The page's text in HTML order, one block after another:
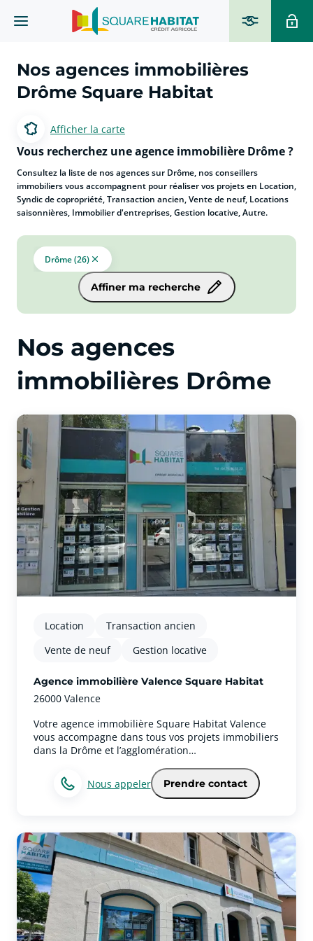
Nos agences immobilières
Drôme Square Habitat
Afficher la carte
Vous recherchez une agence immobilière Drôme ?
Consultez la liste de nos agences sur Drôme, nos conseillers
immobiliers vous accompagnent pour réaliser vos projets en Location,
Syndic de copropriété, Transaction ancien, Vente de neuf, Locations
saisonnières, Immobilier d'entreprises, Gestion locative, Autre.
Drôme (26)
Affiner ma recherche
Nos agences
immobilières Drôme
Location
Transaction ancien
Vente de neuf
Gestion locative
Agence immobilière Valence Square Habitat
26000 Valence
Votre agence immobilière Square Habitat Valence
vous accompagne dans tous vos projets immobiliers
dans la Drôme et l’agglomération
local, nos conseillers vous accompagnent pour
l’achat, la vente, la location, la gestion locative ainsi
que pour vos projets d’investissement immobilier à
comme Bourg-lès-Valence, Guilherand-Granges,
Portes-lès-Valence, Saint-Péray, Chabeuil ou encore
Romans-sur-Isère.Grâce à notre parfaite
connaissance du marché immobilier à Valence et
dans la Drôme, nous accompagnons chaque année
de nombreux clients dans leurs projets immobiliers,
qu’il s’agisse d’une résidence principale, secondaire
ou d’un investissement locatif.Située au cœur de la
vallée du Rhône, Valence séduit par son dynamisme
Prendre contact
Nous appeler